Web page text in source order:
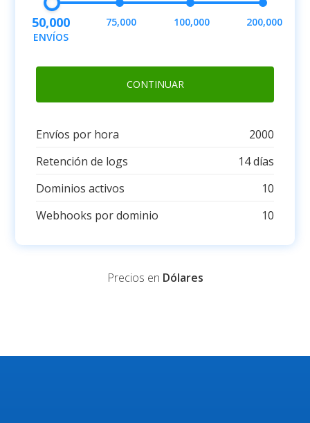
50,000
ENVÍOS
75,000 100,000 200,000
CONTINUAR
Envíos por hora
2000
Retención de logs
14 días
Dominios activos
10
Webhooks por dominio
10
Precios en Dólares